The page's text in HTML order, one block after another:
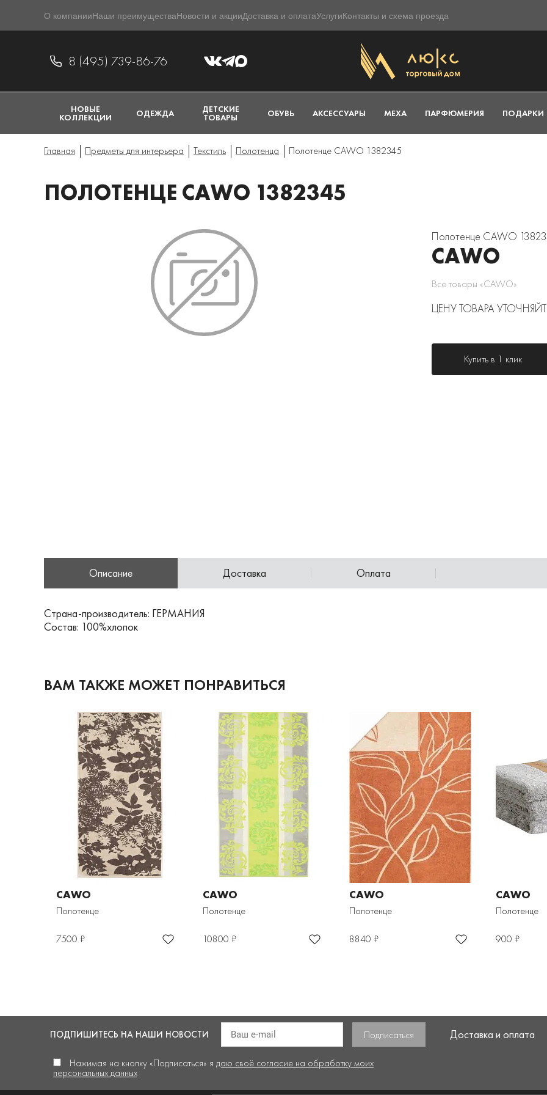
О компанииНаши преимуществаНовости и акцииДоставка и оплатаУслугиКонтакты и схема проезда
8 (495) 739-86-76
НОВЫЕ
КОЛЛЕКЦИИ ОДЕЖДА ДЕТСКИЕ
ТОВАРЫ ОБУВЬ АКСЕССУАРЫ МЕХА ПАРФЮМЕРИЯ ПОДАРКИ
Главная Предметы для интерьера Текстиль Полотенца Полотенце CAWO 1382345
ПОЛОТЕНЦЕ CAWO 1382345
Полотенце CAWO
CAWO
Все товары «CAWO»
ЦЕНУ ТОВАРА
Купить в 1 клик
Описание Доставка Оплата
Страна-производитель: ГЕРМАНИЯ
Состав: 100%хлопок
ВАМ ТАКЖЕ МОЖЕТ ПОНРАВИТЬСЯ
CAWO
Полотенце
7500 ₽
CAWO
Полотенце
10800 ₽
CAWO
Полотенце
8840 ₽
CAWO
Полотенце
900 ₽
ПОДПИШИТЕСЬ НА НАШИ НОВОСТИ
Нажимая на кнопку «Подписаться» я даю своё согласие на обработку моих
персональных данных
Доставка и оплата